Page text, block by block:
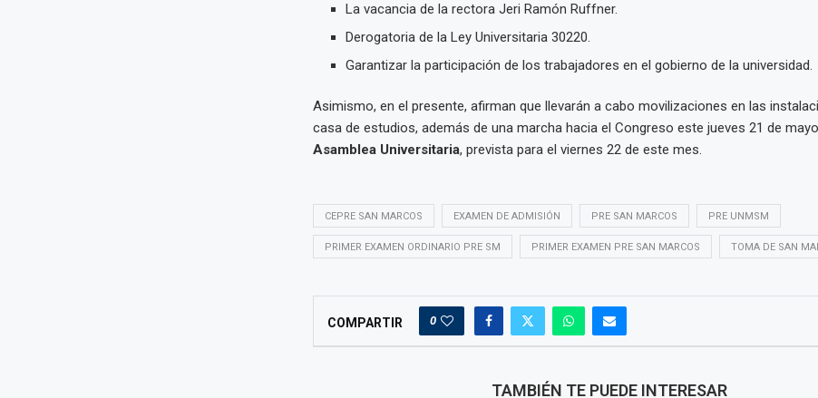
La vacancia de la rectora Jeri Ramón Ruffner.
Derogatoria de la Ley Universitaria 30220.
Garantizar la participación de los trabajadores en el gobierno de la universidad.
Asimismo, en el presente, afirman que llevarán a cabo movilizaciones en las
casa de estudios, además de una marcha hacia el Congreso este jueves 21 de
Asamblea Universitaria, prevista para el viernes 22 de este mes.
CEPRE SAN MARCOS EXAMEN DE ADMISIÓN PRE SAN MARCOS PRE UNMSM
PRIMER EXAMEN ORDINARIO PRE SM PRIMER EXAMEN PRE SAN MARCOS TOMA DE SAN
COMPARTIR 0
TAMBIÉN TE PUEDE INTERESAR